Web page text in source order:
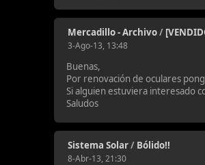
Mercadillo - Archivo/
3-Ago-13, 13:48
Buenas,
Por renovación de oculares
Si alguien estuviera interesado
Saludos
Sistema Solar/ Bólido!!
8-Abr-13, 21:30